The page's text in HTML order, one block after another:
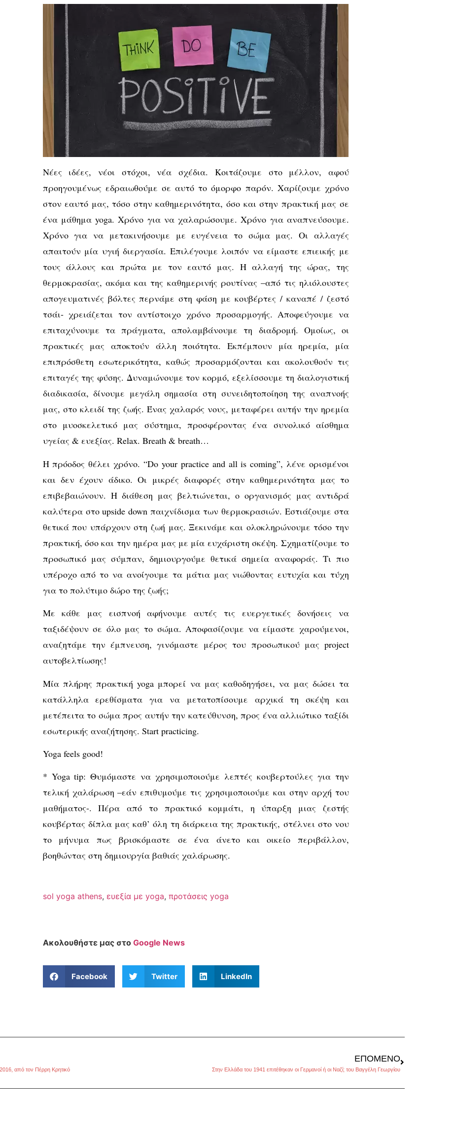
Νέες ιδέες, νέοι στόχοι, νέα σχέδια. Κοιτάζουμε στο μέλλον, αφού
προηγουμένως εδραιωθούμε σε αυτό το όμορφο παρόν. Χαρίζουμε χρόνο
στον εαυτό μας, τόσο στην καθημερινότητα, όσο και στην πρακτική μας σε
ένα μάθημα yoga. Χρόνο για να χαλαρώσουμε. Χρόνο για αναπνεύσουμε.
Χρόνο για να μετακινήσουμε με ευγένεια το σώμα μας. Οι αλλαγές
απαιτούν μία υγιή διεργασία. Επιλέγουμε λοιπόν να είμαστε επιεικής με
τους άλλους και πρώτα με τον εαυτό μας. Η αλλαγή της ώρας, της
θερμοκρασίας, ακόμα και της καθημερινής ρουτίνας –από τις ηλιόλουστες
απογευματινές βόλτες περνάμε στη φάση με κουβέρτες / καναπέ / ζεστό
τσάι- χρειάζεται τον αντίστοιχο χρόνο προσαρμογής. Αποφεύγουμε να
επιταχύνουμε τα πράγματα, απολαμβάνουμε τη διαδρομή. Ομοίως, οι
πρακτικές μας αποκτούν άλλη ποιότητα. Εκπέμπουν μία ηρεμία, μία
επιπρόσθετη εσωτερικότητα, καθώς προσαρμόζονται και ακολουθούν τις
επιταγές της φύσης. Δυναμώνουμε τον κορμό, εξελίσσουμε τη διαλογιστική
διαδικασία, δίνουμε μεγάλη σημασία στη συνειδητοποίηση της αναπνοής
μας, στο κλειδί της ζωής. Ένας χαλαρός νους, μεταφέρει αυτήν την ηρεμία
στο μυοσκελετικό μας σύστημα, προσφέροντας ένα συνολικό αίσθημα
υγείας & ευεξίας. Relax. Breath & breath…
Η πρόοδος θέλει χρόνο. “Do your practice and all is coming”, λένε ορισμένοι
και δεν έχουν άδικο. Οι μικρές διαφορές στην καθημερινότητα μας το
επιβεβαιώνουν. Η διάθεση μας βελτιώνεται, ο οργανισμός μας αντιδρά
καλύτερα στο upside down παιχνίδισμα των θερμοκρασιών. Εστιάζουμε στα
θετικά που υπάρχουν στη ζωή μας. Ξεκινάμε και ολοκληρώνουμε τόσο την
πρακτική, όσο και την ημέρα μας με μία ευχάριστη σκέψη. Σχηματίζουμε το
προσωπικό μας σύμπαν, δημιουργούμε θετικά σημεία αναφοράς. Τι πιο
υπέροχο από το να ανοίγουμε τα μάτια μας νιώθοντας ευτυχία και τύχη
για το πολύτιμο δώρο της ζωής;
Με κάθε μας εισπνοή αφήνουμε αυτές τις ευεργετικές δονήσεις να
ταξιδέψουν σε όλο μας το σώμα. Αποφασίζουμε να είμαστε χαρούμενοι,
αναζητάμε την έμπνευση, γινόμαστε μέρος του προσωπικού μας project
αυτοβελτίωσης!
Μία πλήρης πρακτική yoga μπορεί να μας καθοδηγήσει, να μας δώσει τα
κατάλληλα ερεθίσματα για να μετατοπίσουμε αρχικά τη σκέψη και
μετέπειτα το σώμα προς αυτήν την κατεύθυνση, προς ένα αλλιώτικο ταξίδι
εσωτερικής αναζήτησης. Start practicing.
Yoga feels good!
* Yoga tip: Θυμόμαστε να χρησιμοποιούμε λεπτές κουβερτούλες για την
τελική χαλάρωση –εάν επιθυμούμε τις χρησιμοποιούμε και στην αρχή του
μαθήματος-. Πέρα από το πρακτικό κομμάτι, η ύπαρξη μιας ζεστής
κουβέρτας δίπλα μας καθ’ όλη τη διάρκεια της πρακτικής, στέλνει στο νου
το μήνυμα πως βρισκόμαστε σε ένα άνετο και οικείο περιβάλλον,
βοηθώντας στη δημιουργία βαθιάς χαλάρωσης.
sol yoga athens, ευεξία με yoga, προτάσεις yoga
Ακολουθήστε μας στο Google News
Facebook Twitter LinkedIn
από τον Πέρρη Κρητικό
ΕΠΌΜΕΝΟ
Στην Ελλάδα του 1941 επιτέθηκαν οι Γερμανοί ή οι Ναζί; του Βαγγέλη Γεωργίου